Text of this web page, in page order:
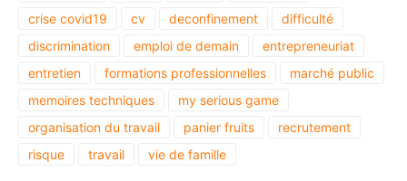
crise covid19
cv deconfinement
difficulté
discrimination
emploi de demain
entrepreneuriat
entretien
formations professionnelles
marché public
memoires techniques
my serious game
organisation du travail
panier fruits
recrutement
risque
travail vie de famille